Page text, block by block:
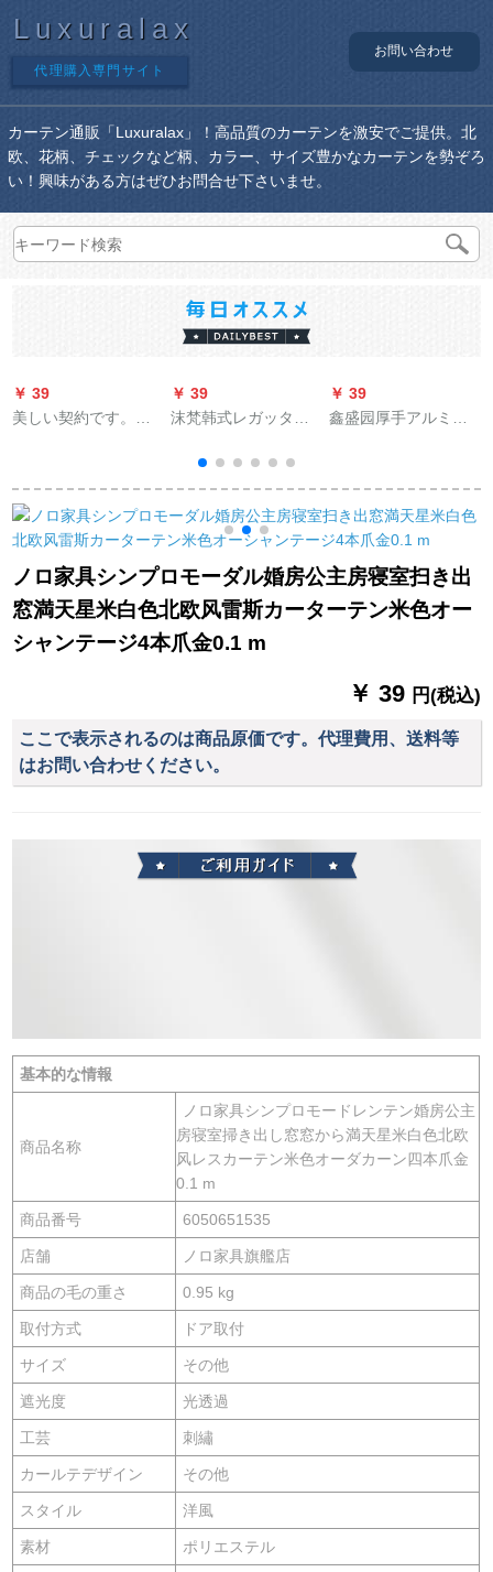
Luxuralax
代理購入専門サイト
お問い合わせ
カーテン通販「Luxuralax」！高品質のカーテンを激安でご提供。北
欧、花柄、チェックなど柄、カラー、サイズ豊かなカーテンを勢ぞろ
い！興味がある方はぜひお問合せ下さいませ。
￥ 39
美しい契約です。韩
光布-(打孔加工)1.5メ
トル幅x 2.7高一片
￥ 39
沫梵韩式レガッタテ
テーンテーンテーン
ンテーンンテーンン
テーンンン出窓アマ
カリンショーウィン
ドウの白いレガッタ
テーン2.8幅X 2.5メー
トル高X 1枚（フック/
穿棒通用）
￥ 39
鑫盛园厚手アルミン
ノレ-ル上にアプリケ-
ド版バラ金スタ-ルを
取ります。
ノロ家具シンプロモーダル婚房公主房寝室扫き出
窓満天星米白色北欧风雷斯カーターテン米色オー
シャンテージ4本爪金0.1 m
￥ 39 円(税込)
ここで表示されるのは商品原価です。代理費用、送料等
はお問い合わせください。
基本的な情報
商品名称
ノロ家具シンプロモードレンテン婚房公主
房寝室掃き出し窓窓から満天星米白色北欧
风レスカーテン米色オーダカーン四本爪金
0.1 m
商品番号 6050651535
店舗 ノロ家具旗艦店
商品の毛の重さ 0.95 kg
取付方式 ドア取付
サイズ その他
遮光度 光透過
工芸 刺繡
カールテデザイン その他
スタイル 洋風
素材 ポリエステル